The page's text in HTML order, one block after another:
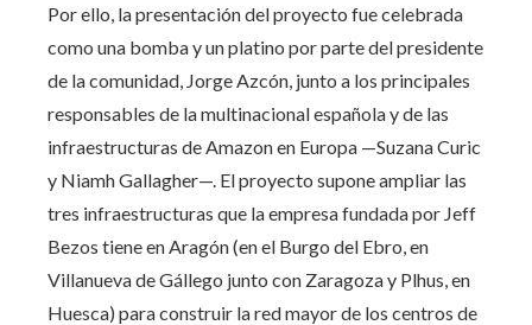
Por ello, la presentación del proyecto fue celebrada
como una bomba y un platino por parte del presidente
de la comunidad, Jorge Azcón, junto a los principales
responsables de la multinacional española y de las
infraestructuras de Amazon en Europa —Suzana Curic
y Niamh Gallagher—. El proyecto supone ampliar las
tres infraestructuras que la empresa fundada por Jeff
Bezos tiene en Aragón (en el Burgo del Ebro, en
Villanueva de Gállego junto con Zaragoza y Plhus, en
Huesca) para construir la red mayor de los centros de